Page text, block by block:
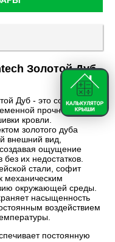
Золотой Дуб
Дуб - это сочетание
прочности и
кровли.
золотого дуба
внешний вид,
ощущение
их недостатков.
стали, софит
механическим
окружающей среды.
насыщенность
воздействием
постоянную